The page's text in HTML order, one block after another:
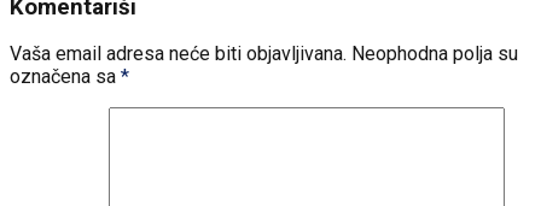
Komentariši
Vaša email adresa neće biti objavljivana. Neophodna polja su
označena sa *